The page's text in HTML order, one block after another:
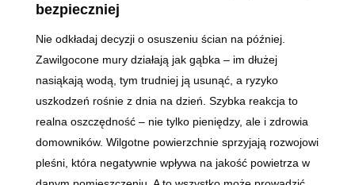
bezpieczniej
Nie odkładaj decyzji o osuszeniu ścian na później.
Zawilgocone mury działają jak gąbka – im dłużej
nasiąkają wodą, tym trudniej ją usunąć, a ryzyko
uszkodzeń rośnie z dnia na dzień. Szybka reakcja to
realna oszczędność – nie tylko pieniędzy, ale i zdrowia
domowników. Wilgotne powierzchnie sprzyjają rozwojowi
pleśni, która negatywnie wpływa na jakość powietrza w